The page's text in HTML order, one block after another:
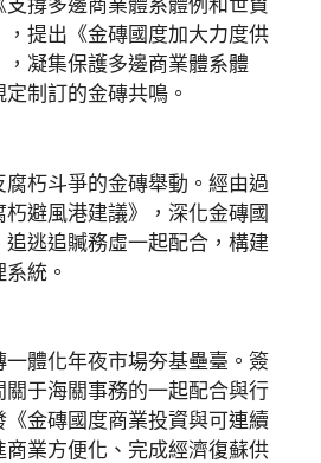
撐多邊商業體系體例和世貿
提出《金磚國度加大力度供
凝集保護多邊商業體系體
制訂的金磚共鳴。
朽斗爭的金磚舉動。經由過
避風港建議》，深化金磚國
逃追贓務虛一起配合，構建
統。
體化年夜市場夯基壘臺。簽
于海關事務的一起配合與行
金磚國度商業投資與可連續
業方便化、完成經濟復蘇供